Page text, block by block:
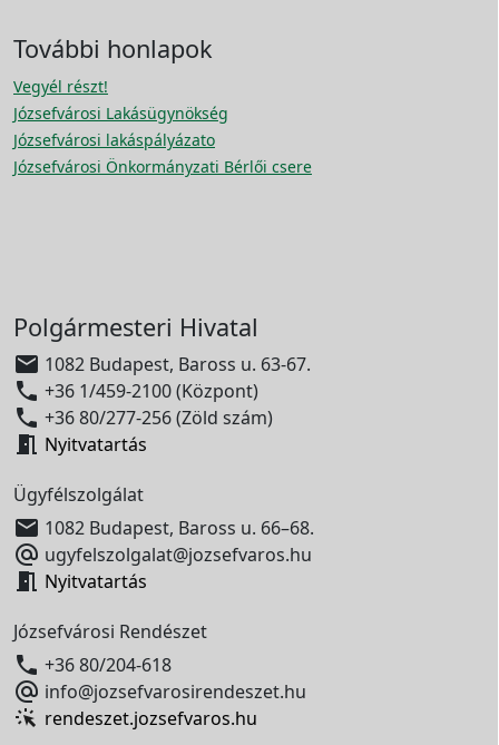
További honlapok
Vegyél részt!
Józsefvárosi Lakásügynökség
Józsefvárosi lakáspályázato
Józsefvárosi Önkormányzati Bérlői csere
Polgármesteri Hivatal
 1082 Budapest, Baross u. 63-67.
 +36 1/459-2100 (Központ)
 +36 80/277-256 (Zöld szám)
 Nyitvatartás
Ügyfélszolgálat
 1082 Budapest, Baross u. 66–68.
 ugyfelszolgalat@jozsefvaros.hu
 Nyitvatartás
Józsefvárosi Rendészet
 +36 80/204-618
 info@jozsefvarosirendeszet.hu
rendeszet.jozsefvaros.hu